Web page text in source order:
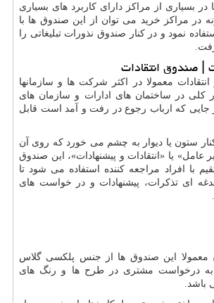
در بسیاری از مراکز دارای کاربرد های بسیاری
در مراکز خرید می توان از این صندوق ها با
نمود و در کنار صندوق نذورات تبلیغاتی را
| صندوق انتقادات
انتقادات معمولا در اکثر شرکت ها و سازمانها
کلی در ساختمان های ادارات و سازمان های
که ارباب رجوع در رفت و آمد است قابل
ستون یا دیوار به چشم می خورد که روی آن
عامل» یا «انتقادات و پیشنهادات»، این صندوق
با افراد مراجعه کننده استفاده می شود تا
ای تذکرات، پیشنهادات و در خواست های
معمولا این صندوق ها از جنس پلکسی گلاس
درخواست مشتری در طرح ها و رنگ های
باشد.